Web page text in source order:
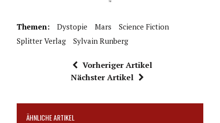
Themen: Dystopie Mars
Science Fiction
Splitter Verlag
Sylvain Runberg
Vorheriger Artikel
Nächster Artikel
ÄHNLICHE ARTIKEL